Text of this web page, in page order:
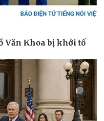
Quân sự - Quốc phòng
Việt Nam
Phân tích